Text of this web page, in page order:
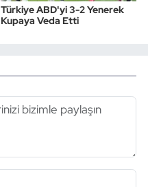
Türkiye ABD'yi 3-2 Yenerek
Kupaya Veda Etti